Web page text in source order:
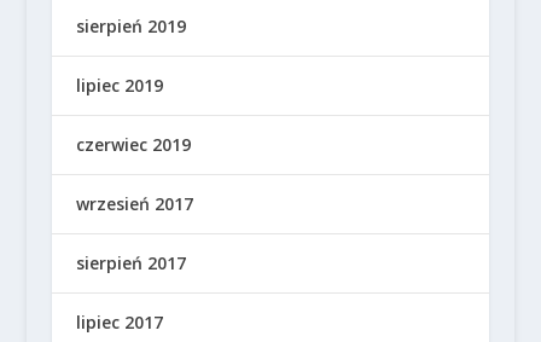
sierpień 2019
lipiec 2019
czerwiec 2019
wrzesień 2017
sierpień 2017
lipiec 2017